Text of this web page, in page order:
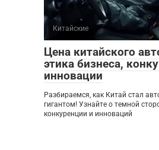
Китайские
Цена китайского
этика бизнеса,
инновации
Разбираемся, как Китай стал
гигантом! Узнайте о темной
конкуренции и инноваций